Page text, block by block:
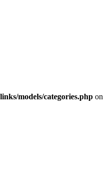
models/categories.php on